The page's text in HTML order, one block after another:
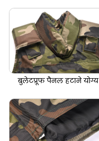
बुलेटप्रूफ पैनल हटाने योग्य